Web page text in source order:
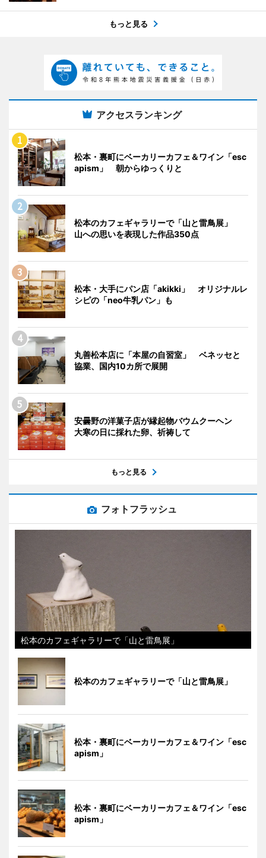
もっと見る
アクセスランキング
松本・裏町にベーカリーカフェ＆ワイン「esc
apism」 朝からゆっくりと
松本のカフェギャラリーで「山と雷鳥展」
山への思いを表現した作品350点
松本・大手にパン店「akikki」 オリジナルレ
シピの「neo牛乳パン」も
丸善松本店に「本屋の自習室」 ベネッセと
協業、国内10カ所で展開
安曇野の洋菓子店が縁起物バウムクーヘン
大寒の日に採れた卵、祈祷して
もっと見る
フォトフラッシュ
松本のカフェギャラリーで「山と雷鳥展」
松本のカフェギャラリーで「山と雷鳥展」
松本・裏町にベーカリーカフェ＆ワイン「esc
apism」
松本・裏町にベーカリーカフェ＆ワイン「esc
apism」